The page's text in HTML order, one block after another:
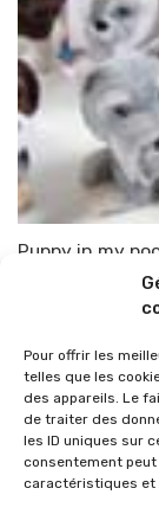
Pour offrir les
telles que les
des appareils. Le
de traiter des
les ID uniques sur
consentement
caractéristiques et
Puppy in my
TOP-PARENTS